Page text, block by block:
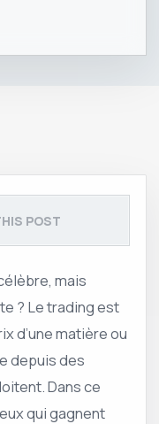
POST
mais
? Le trading est
d’une matière ou
depuis des
Dans ce
qui gagnent